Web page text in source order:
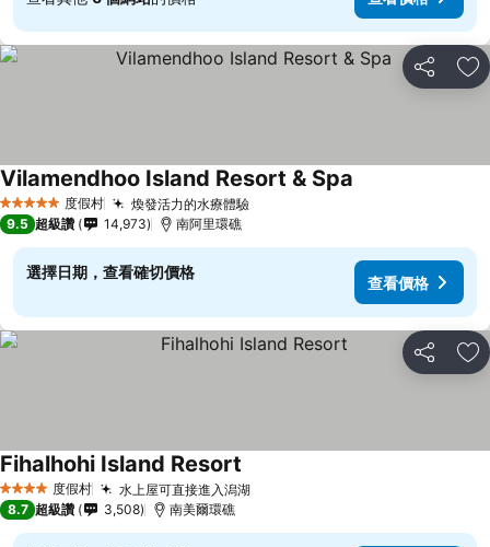
分享 加
5 星級 度假村 煥發活力的水療體驗
Vilamendhoo Island Resort & Spa
9.5 超級讚 14,973 南阿里環礁
選擇日期，查看確切價格
查看價格
分享 加
4 星級 度假村 水上屋可直接進入潟湖
Fihalhohi Island Resort
8.7 超級讚 3,508 南美爾環礁